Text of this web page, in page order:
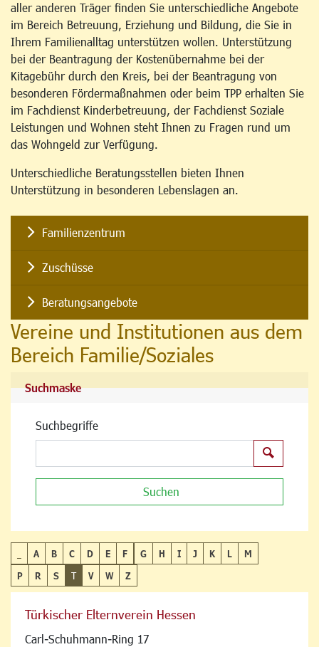
aller anderen Träger finden Sie unterschiedliche Angebote
im Bereich Betreuung, Erziehung und Bildung, die Sie in
Ihrem Familienalltag unterstützen wollen. Unterstützung
bei der Beantragung der Kostenübernahme bei der
Kitagebühr durch den Kreis, bei der Beantragung von
besonderen Fördermaßnahmen oder beim TPP erhalten Sie
im Fachdienst Kinderbetreuung, der Fachdienst Soziale
Leistungen und Wohnen steht Ihnen zu Fragen rund um
das Wohngeld zur Verfügung.
Unterschiedliche Beratungsstellen bieten Ihnen
Unterstützung in besonderen Lebenslagen an.
Familienzentrum
Zuschüsse
Beratungsangebote
Vereine und Institutionen aus dem
Bereich Familie/Soziales
Suchmaske
Suchbegriffe
Suchen
A B C D E F G H I J K L
M
P
R S T V W Z
Türkischer Elternverein Hessen
Carl-Schuhmann-Ring 17